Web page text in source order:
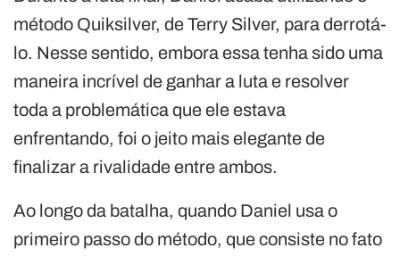
método Quiksilver, de Terry Silver, para derrotá-
lo. Nesse sentido, embora essa tenha sido uma
maneira incrível de ganhar a luta e resolver
toda a problemática que ele estava
enfrentando, foi o jeito mais elegante de
finalizar a rivalidade entre ambos.
Ao longo da batalha, quando Daniel usa o
primeiro passo do método, que consiste no fato